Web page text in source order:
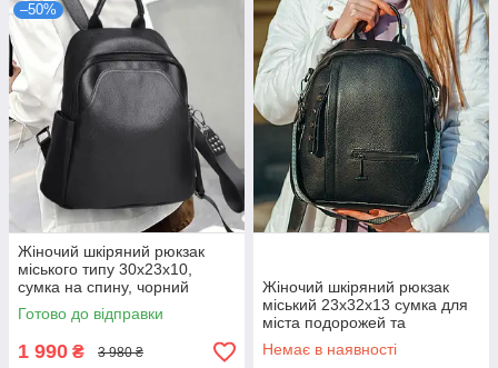
–50%
Жіночий шкіряний рюкзак
міського типу 30х23х10,
сумка на спину, чорний
Готово до відправки
1 990 ₴ 3 980 ₴
Жіночий шкіряний рюкзак
міський 23х32х13 сумка для
міста подорожей та
відпочинку чорна | Матеріал:
натуральна шкіра Тип:
Немає в наявності